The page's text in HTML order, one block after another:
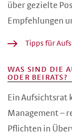
über gezielte
Empfehlungen
Tipps für
WAS SIND DIE
ODER BEIRATS?
Ein
Management –
Pflichten in